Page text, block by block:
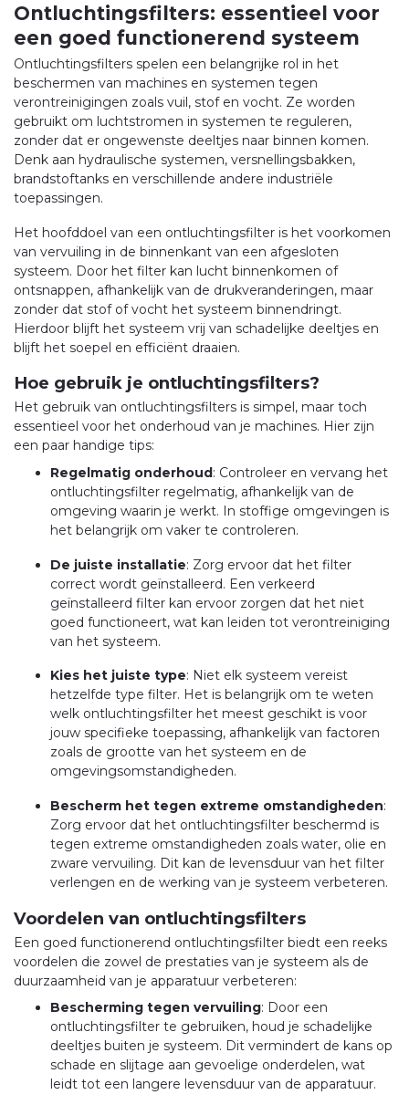
Ontluchtingsfilters: essentieel voor
een goed functionerend systeem
Ontluchtingsfilters spelen een belangrijke rol in het
beschermen van machines en systemen tegen
verontreinigingen zoals vuil, stof en vocht. Ze worden
gebruikt om luchtstromen in systemen te reguleren,
zonder dat er ongewenste deeltjes naar binnen komen.
Denk aan hydraulische systemen, versnellingsbakken,
brandstoftanks en verschillende andere industriële
toepassingen.
Het hoofddoel van een ontluchtingsfilter is het voorkomen
van vervuiling in de binnenkant van een afgesloten
systeem. Door het filter kan lucht binnenkomen of
ontsnappen, afhankelijk van de drukveranderingen, maar
zonder dat stof of vocht het systeem binnendringt.
Hierdoor blijft het systeem vrij van schadelijke deeltjes en
blijft het soepel en efficiënt draaien.
Hoe gebruik je ontluchtingsfilters?
Het gebruik van ontluchtingsfilters is simpel, maar toch
essentieel voor het onderhoud van je machines. Hier zijn
een paar handige tips:
Regelmatig onderhoud: Controleer en vervang het
ontluchtingsfilter regelmatig, afhankelijk van de
omgeving waarin je werkt. In stoffige omgevingen is
het belangrijk om vaker te controleren.
De juiste installatie: Zorg ervoor dat het filter
correct wordt geïnstalleerd. Een verkeerd
geïnstalleerd filter kan ervoor zorgen dat het niet
goed functioneert, wat kan leiden tot verontreiniging
van het systeem.
Kies het juiste type: Niet elk systeem vereist
hetzelfde type filter. Het is belangrijk om te weten
welk ontluchtingsfilter het meest geschikt is voor
jouw specifieke toepassing, afhankelijk van factoren
zoals de grootte van het systeem en de
omgevingsomstandigheden.
Bescherm het tegen extreme omstandigheden:
Zorg ervoor dat het ontluchtingsfilter beschermd is
tegen extreme omstandigheden zoals water, olie en
zware vervuiling. Dit kan de levensduur van het filter
verlengen en de werking van je systeem verbeteren.
Voordelen van ontluchtingsfilters
Een goed functionerend ontluchtingsfilter biedt een reeks
voordelen die zowel de prestaties van je systeem als de
duurzaamheid van je apparatuur verbeteren:
Bescherming tegen vervuiling: Door een
ontluchtingsfilter te gebruiken, houd je schadelijke
deeltjes buiten je systeem. Dit vermindert de kans op
schade en slijtage aan gevoelige onderdelen, wat
leidt tot een langere levensduur van de apparatuur.